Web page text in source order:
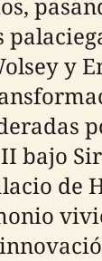
y
bajo
de